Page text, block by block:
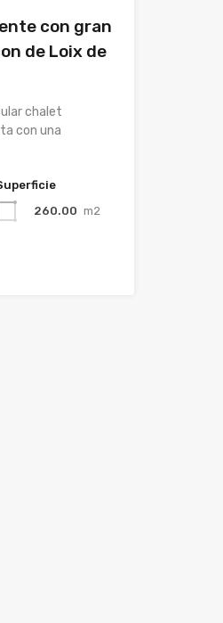
con gran
de Loix de
chalet
con una
260.00 m2